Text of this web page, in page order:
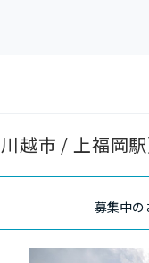
越市 / 上福岡
募集中